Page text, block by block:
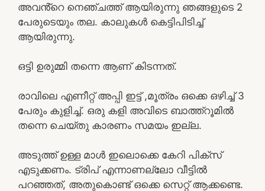
അവൻ്റെ നെഞ്ചത്ത് ആയിരുന്നു ഞങ്ങളുടെ 2
പേരുടെയും തല. കാലുകൾ കെട്ടിപിടിച്ച്
ആയിരുന്നു.
ഒട്ടി ഉരുമ്മി തന്നെ ആണ് കിടന്നത്.
രാവിലെ എണീറ്റ് അപ്പി ഇട്ട് ,മൂത്രം ഒക്കെ ഒഴിച്ച് 3
പേരും കുളിച്ച്. ഒരു കളി അവിടെ ബാത്ത്റൂമിൽ
തന്നെ ചെയ്തു കാരണം സമയം ഇല്ല.
അടുത്ത് ഉള്ള മാൾ ഇലൊക്കെ കേറി പിക്സ്
എടുക്കണം. ട്രിപ് എന്നാണല്ലോ വീട്ടിൽ
പറഞ്ഞത്, അതുകൊണ്ട് ഒക്കെ സെറ്റ് ആക്കണ്ടെ.